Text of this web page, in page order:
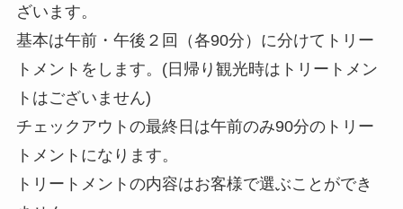
ざいます。
基本は午前・午後２回（各90分）に分けてトリー
トメントをします。(日帰り観光時はトリートメン
トはございません)
チェックアウトの最終日は午前のみ90分のトリー
トメントになります。
トリートメントの内容はお客様で選ぶことができ